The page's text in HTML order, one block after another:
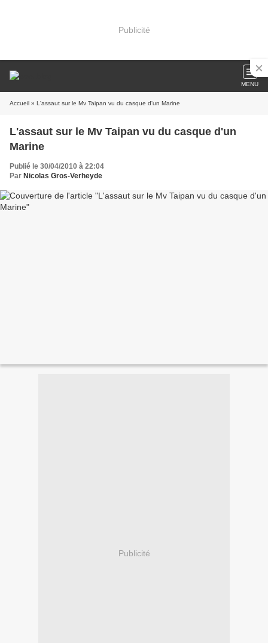
Publicité
MENU
Accueil » L'assaut sur le Mv Taipan vu du casque d'un Marine
L'assaut sur le Mv Taipan vu du casque d'un
Marine
Publié le 30/04/2010 à 22:04
Par Nicolas Gros-Verheyde
Publicité